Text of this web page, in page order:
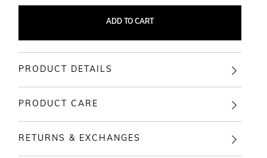
ADD TO CART
PRODUCT DETAILS
PRODUCT CARE
RETURNS & EXCHANGES